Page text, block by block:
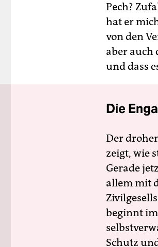
Pech?
hat er
von den
aber auch
und dass
Die
Der
zeigt, wie
Gerade
allem mit
beginnt
Schutz